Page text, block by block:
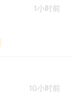
1小时前
10小时前